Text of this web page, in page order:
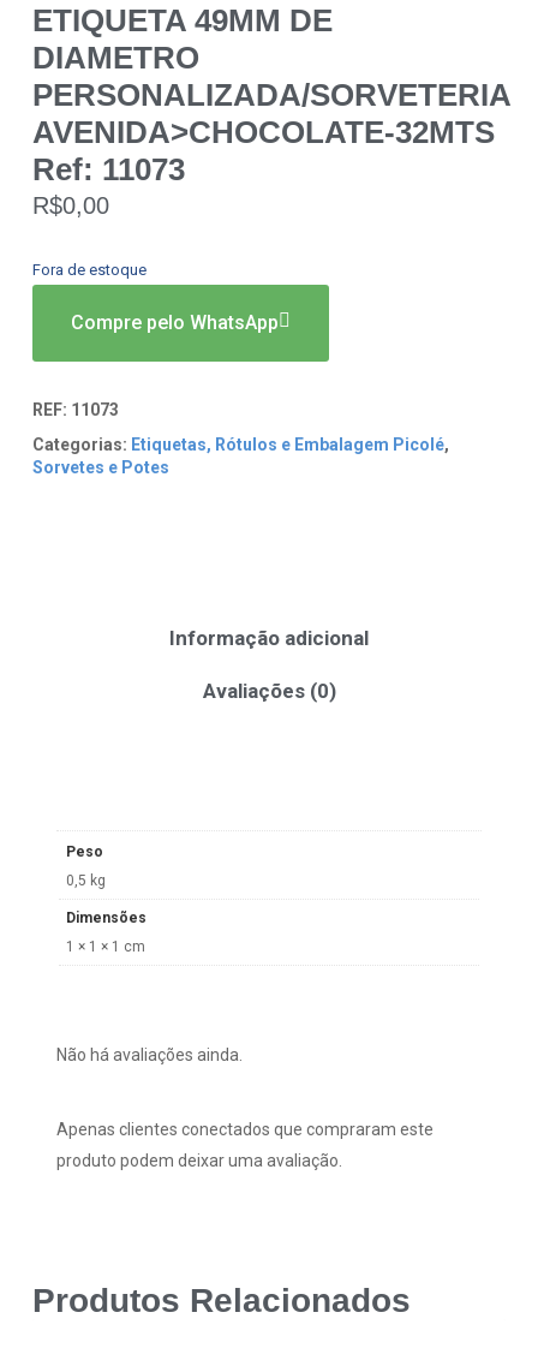
ETIQUETA 49MM DE
DIAMETRO
PERSONALIZADA/SORVETERIA
AVENIDA>CHOCOLATE-32MTS
Ref: 11073
R$0,00
Fora de estoque
Compre pelo WhatsApp
REF: 11073
Categorias: Etiquetas, Rótulos e Embalagem Picolé,
Sorvetes e Potes
Informação adicional
Avaliações (0)
Peso
0,5 kg
Dimensões
1 × 1 × 1 cm
Não há avaliações ainda.
Apenas clientes conectados que compraram este
produto podem deixar uma avaliação.
Produtos Relacionados